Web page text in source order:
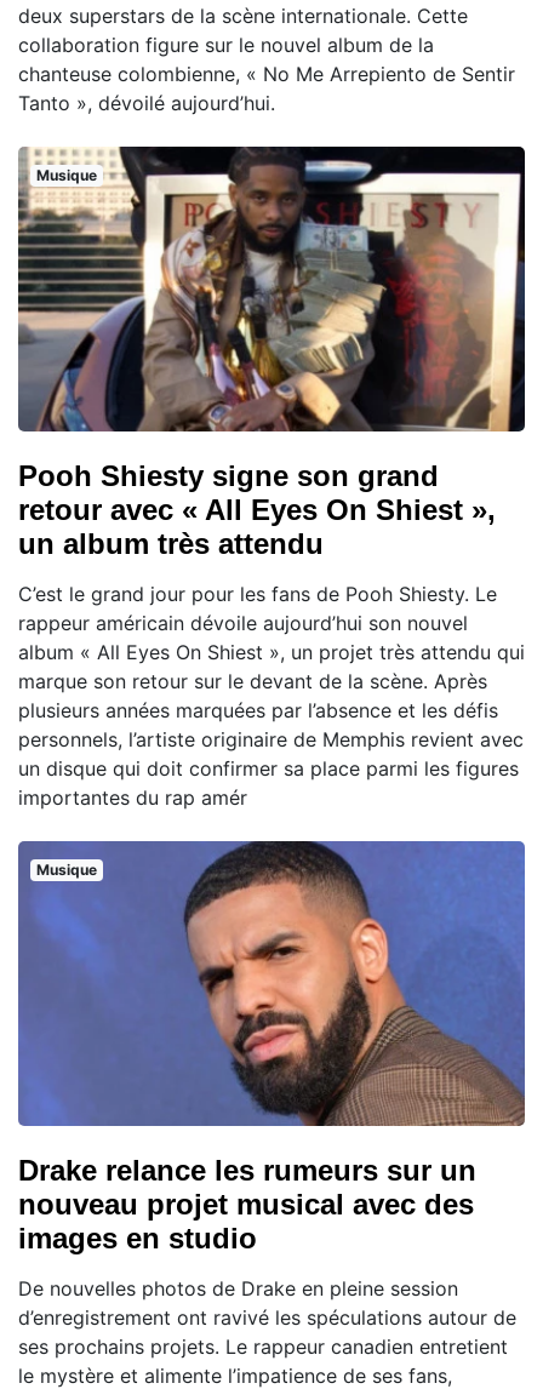
deux superstars de la scène internationale. Cette
collaboration figure sur le nouvel album de la
chanteuse colombienne, « No Me Arrepiento de Sentir
Tanto », dévoilé aujourd’hui.
Musique
Pooh Shiesty signe son grand
retour avec « All Eyes On Shiest »,
un album très attendu
C’est le grand jour pour les fans de Pooh Shiesty. Le
rappeur américain dévoile aujourd’hui son nouvel
album « All Eyes On Shiest », un projet très attendu qui
marque son retour sur le devant de la scène. Après
plusieurs années marquées par l’absence et les défis
personnels, l’artiste originaire de Memphis revient avec
un disque qui doit confirmer sa place parmi les figures
importantes du rap amér
Musique
Drake relance les rumeurs sur un
nouveau projet musical avec des
images en studio
De nouvelles photos de Drake en pleine session
d’enregistrement ont ravivé les spéculations autour de
ses prochains projets. Le rappeur canadien entretient
le mystère et alimente l’impatience de ses fans,